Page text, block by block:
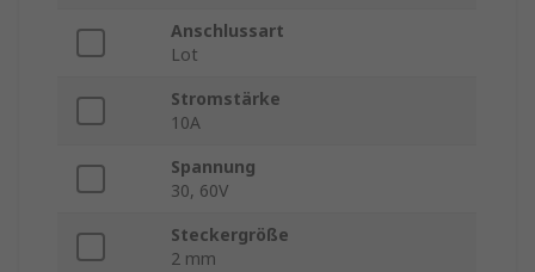
Anschlussart
Lot
Stromstärke
10A
Spannung
30, 60V
Steckergröße
2 mm